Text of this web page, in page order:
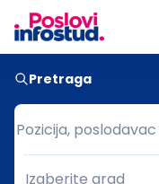
Pretraga
Pozicija,
Pozicija,
Izaberite grad